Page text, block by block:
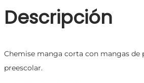
Descripción
Chemise manga corta con mangas de
preescolar.